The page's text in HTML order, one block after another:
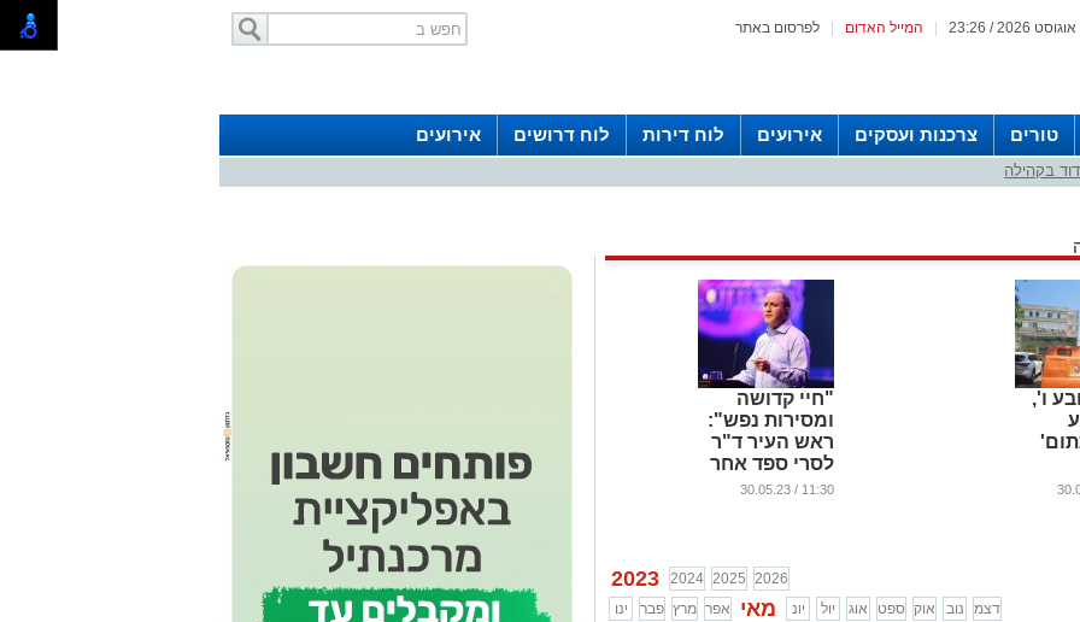
לפרסום באתר המייל האדום
טורים צרכנות ועסקים אירועים לוח דירות לוח דרושים אירועים
בקהילה
ו',
"חיי קדושה
ומסירות נפש":
ראש העיר ד"ר
לסרי ספד אחר
לכתו של הגרי"ג
11:30 / 30.05.23
2023 2024 2025 2026
ינו
פבר מרץ אפר מאי יונ יול אוג ספט אוק נוב
דצמ